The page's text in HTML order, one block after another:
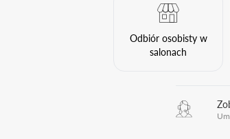
Odbiór osobisty w
salonach